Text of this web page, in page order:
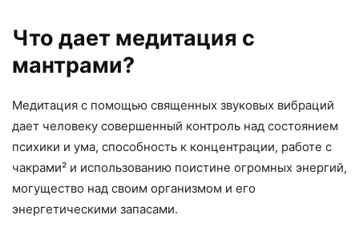
Что дает медитация с
мантрами?
Медитация с помощью священных звуковых вибраций
дает человеку совершенный контроль над состоянием
психики и ума, способность к концентрации, работе с
чакрами² и использованию поистине огромных энергий,
могущество над своим организмом и его
энергетическими запасами.